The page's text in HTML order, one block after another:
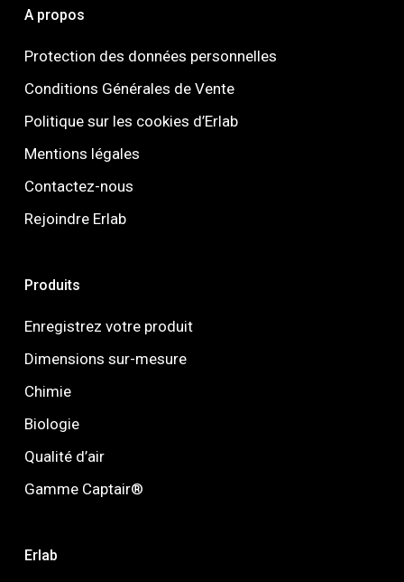
A propos
Protection des données personnelles
Conditions Générales de Vente
Politique sur les cookies d’Erlab
Mentions légales
Contactez-nous
Rejoindre Erlab
Produits
Enregistrez votre produit
Dimensions sur-mesure
Chimie
Biologie
Qualité d’air
Gamme Captair®
Erlab